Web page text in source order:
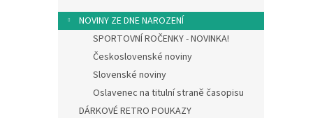
r
a
NOVINY ZE DNE NAROZENÍ
SPORTOVNÍ ROČENKY - NOVINKA!
Československé noviny
Slovenské noviny
Oslavenec na titulní straně časopisu
DÁRKOVÉ RETRO POUKAZY